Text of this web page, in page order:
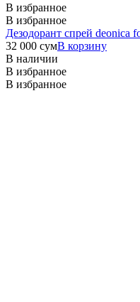
В избранное
В избранное
Дезодорант спрей deonica
32 000 сумВ корзину
В наличии
В избранное
В избранное